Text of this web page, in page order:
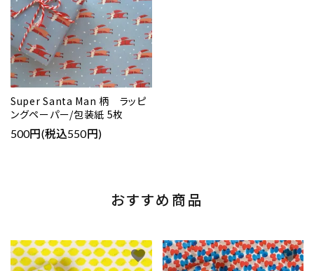
Super Santa Man 柄 ラッピ
ングペーパー/包装紙 5枚
500円(税込550円)
おすすめ商品
favorite favorite